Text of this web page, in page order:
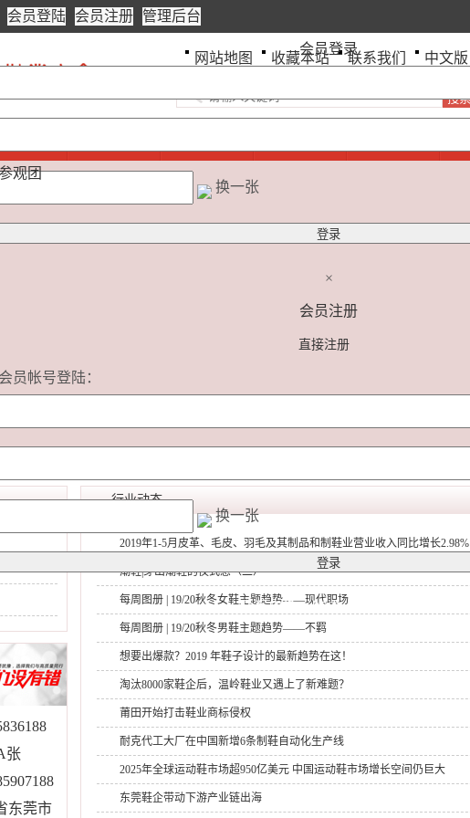
会员登陆 会员注册 管理后台
会员登录
换一张
×
会员注册
直接注册
员帐号登陆：
换一张
联系电话：0769－8583 6188
网站地图 收藏本站 联系我们 中文版
张
东莞市
行业动态
2019年1-5月皮革、毛皮、羽毛及其制品和制鞋业营业收入同比增长2.98%
潮鞋|穿出潮鞋的仪式感（二）
每周图册 | 19/20秋冬女鞋主题趋势——现代职场
每周图册 | 19/20秋冬男鞋主题趋势——不羁
想要出爆款？2019 年鞋子设计的最新趋势在这！
淘汰8000家鞋企后，温岭鞋业又遇上了新难题？
莆田开始打击鞋业商标侵权
耐克代工大厂在中国新增6条制鞋自动化生产线
2025年全球运动鞋市场超950亿美元 中国运动鞋市场增长空间仍巨大
东莞鞋企带动下游产业链出海